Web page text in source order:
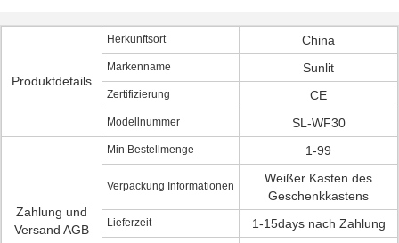
Produktdetails
Herkunftsort China
Markenname Sunlit
Zertifizierung CE
Modellnummer SL-WF30
Zahlung und
Versand AGB
Min Bestellmenge 1-99
Verpackung Informationen
Weißer Kasten des
Geschenkkastens
Lieferzeit 1-15days nach Zahlung